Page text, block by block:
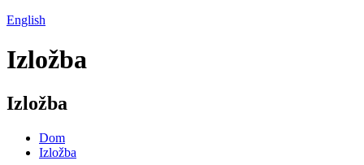
English
Izložba
Izložba
Dom
Izložba